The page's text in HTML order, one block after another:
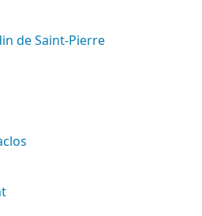
de Saint-Pierre